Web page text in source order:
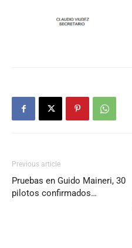
Previous article
Pruebas en Guido Maineri, 30
pilotos confirmados…